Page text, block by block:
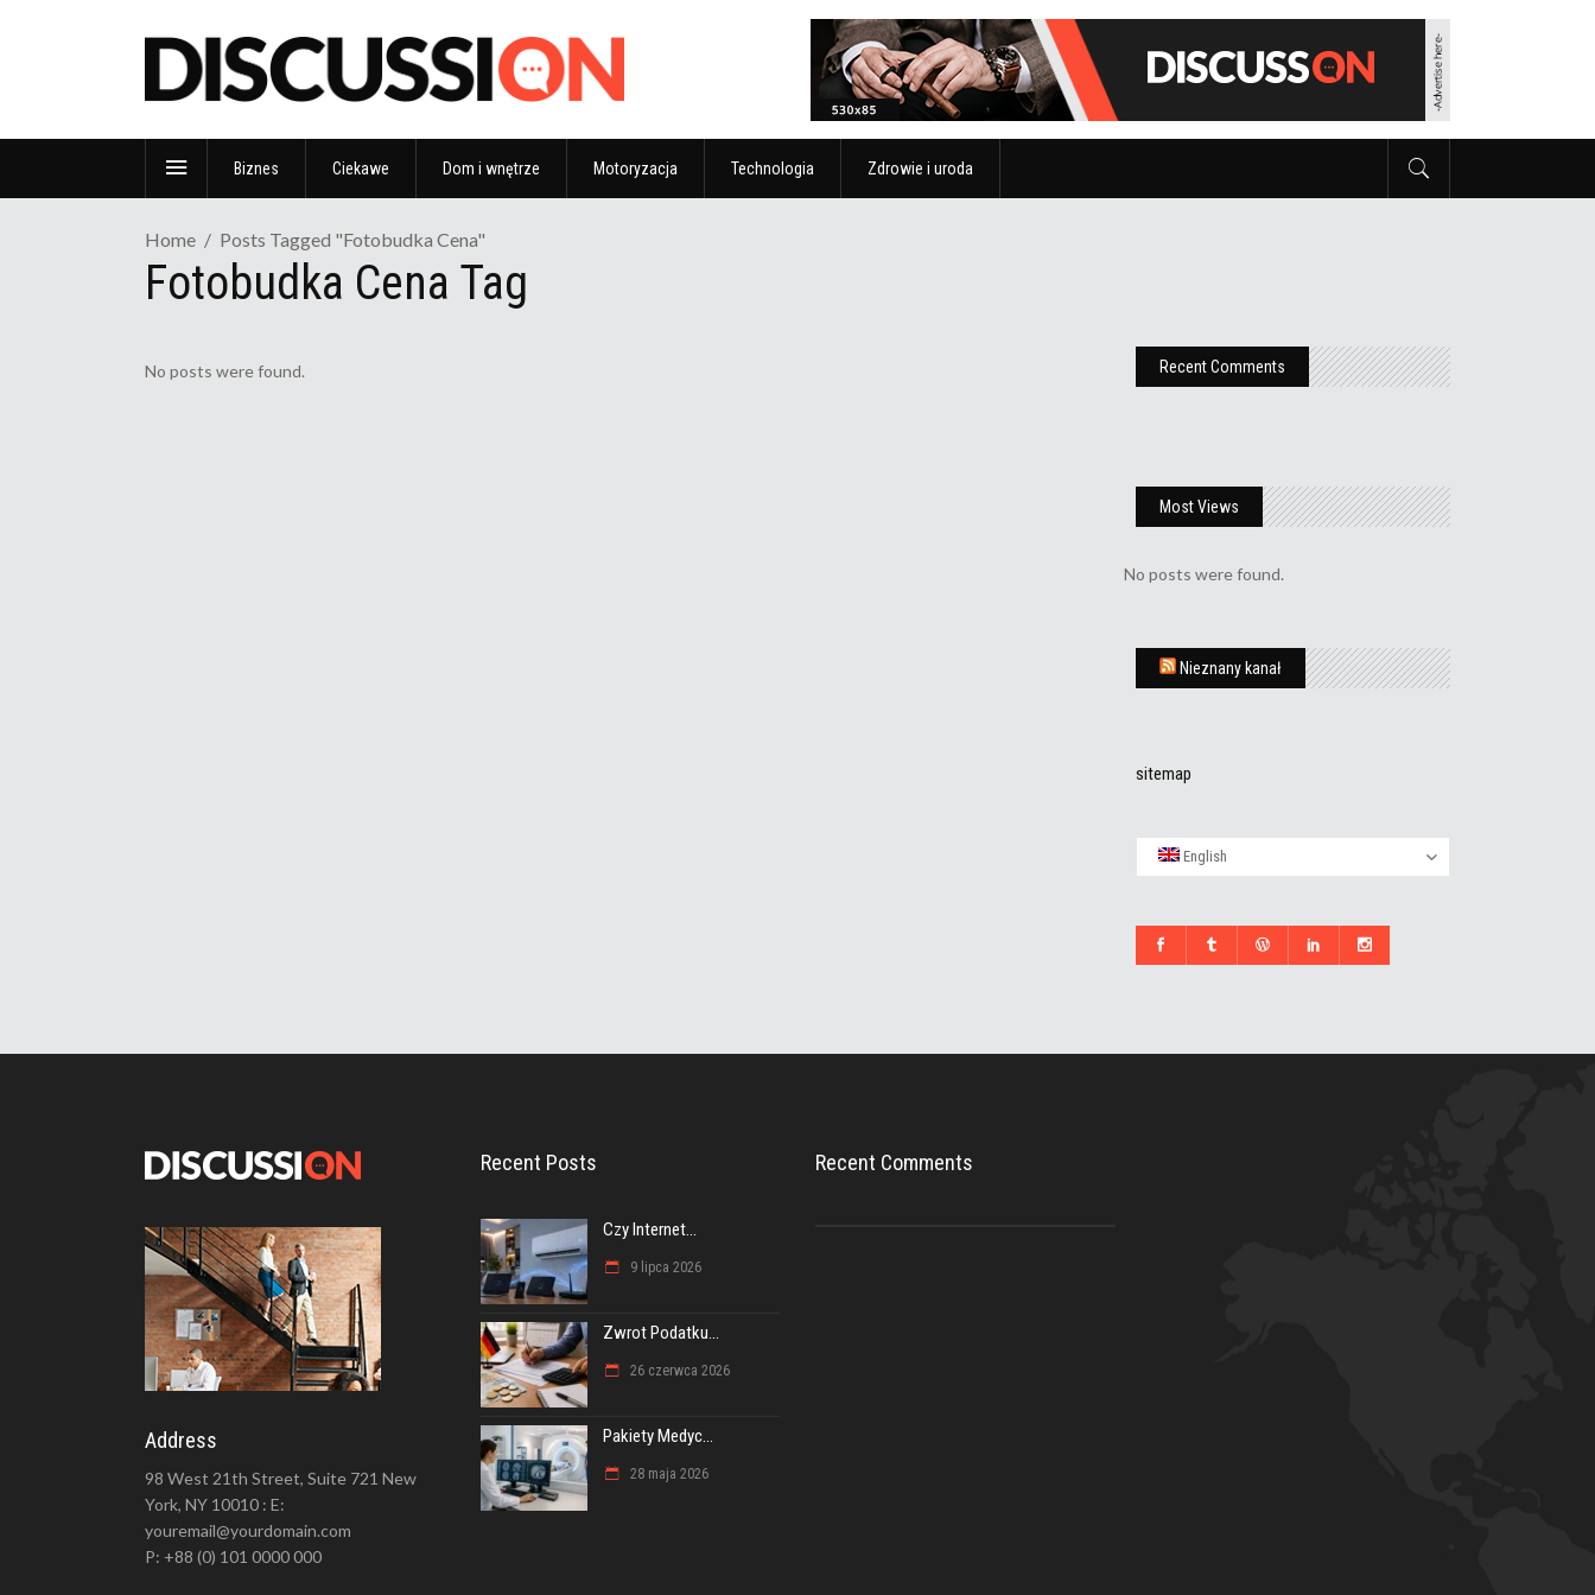
Biznes Ciekawe Dom i wnętrze Motoryzacja Technologia Zdrowie i uroda
Home Posts Tagged "fotobudka Cena"
Fotobudka Cena Tag
No posts were found. Recent Comments
Most Views
No posts were found.
Nieznany kanał
sitemap
English
Address
98 West 21th Street, Suite 721 New
York, NY 10010 : E:
youremail@yourdomain.com
P: +88 (0) 101 0000 000
Recent Posts
Czy Internet...
9 lipca 2026
Zwrot Podatku...
26 czerwca 2026
Pakiety Medyc...
28 maja 2026
Recent Comments